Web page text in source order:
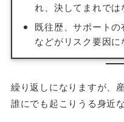
れ、決してまれでは
既往歴、サポート
などがリスク要因に
繰り返しになりますが、
誰にでも起こりうる身近